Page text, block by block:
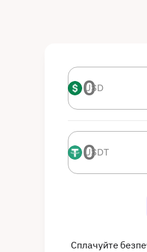
USD USD
USDT USDT
Сплачуйте